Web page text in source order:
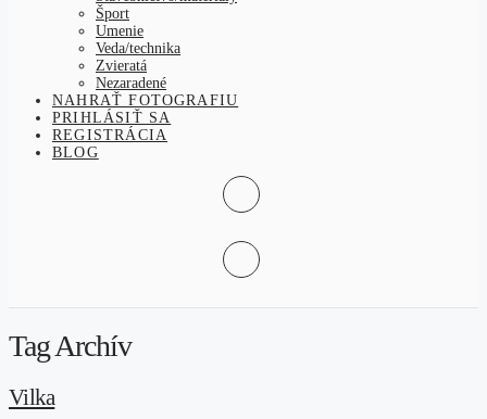
Šport
Umenie
Veda/technika
Zvieratá
Nezaradené
NAHRAŤ FOTOGRAFIU
PRIHLÁSIŤ SA
REGISTRÁCIA
BLOG
Tag Archív
Vilka